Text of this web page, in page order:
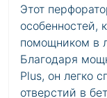
Этот
особенностей,
помощником в
Благодаря
Plus, он легко
отверстий в